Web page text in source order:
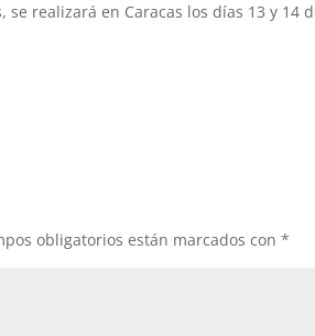
, se realizará en Caracas losdías 13 y 14
obligatorios están marcados con*